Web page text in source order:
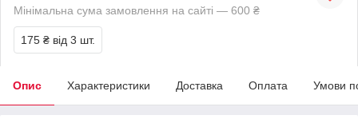
Мінімальна сума замовлення на сайті — 600 ₴
175 ₴ від 3 шт.
Опис Характеристики Доставка Оплата Умови